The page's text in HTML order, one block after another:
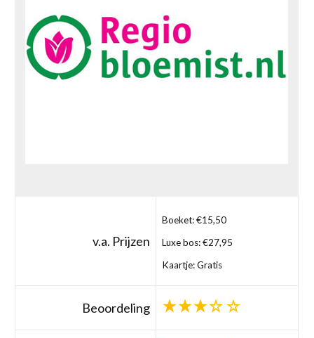
v.a. Prijzen
Boeket: €15,50
Luxe bos: €27,95
Kaartje: Gratis
Beoordeling